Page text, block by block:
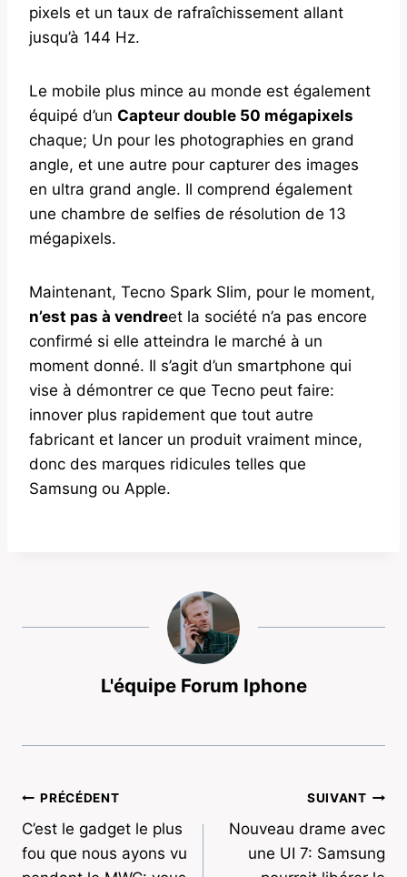
pixels et un taux de rafraîchissement allant
jusqu’à 144 Hz.
Le mobile plus mince au monde est également
équipé d’un Capteur double 50 mégapixels
chaque; Un pour les photographies en grand
angle, et une autre pour capturer des images
en ultra grand angle. Il comprend également
une chambre de selfies de résolution de 13
mégapixels.
Maintenant, Tecno Spark Slim, pour le moment,
n’est pas à vendreet la société n’a pas encore
confirmé si elle atteindra le marché à un
moment donné. Il s’agit d’un smartphone qui
vise à démontrer ce que Tecno peut faire:
innover plus rapidement que tout autre
fabricant et lancer un produit vraiment mince,
donc des marques ridicules telles que
Samsung ou Apple.
L'équipe Forum Iphone
Navigation
de
PRÉCÉDENT
C’est le gadget le plus
fou que nous ayons vu
SUIVANT
Nouveau drame avec
une UI 7: Samsung